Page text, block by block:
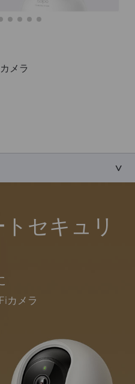
メラ
セキュリ
カメラ